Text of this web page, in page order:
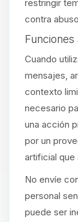
restringir
contra
Funciones
Cuando
mensajes,
contexto
necesario
una acción
por un
artificial que
No envíe
personal
puede ser